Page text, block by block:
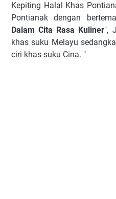
Kepiting Halal Khas
Pontianak dengan
Dalam Cita Rasa Kuliner",
khas suku Melayu
ciri khas suku Cina. "